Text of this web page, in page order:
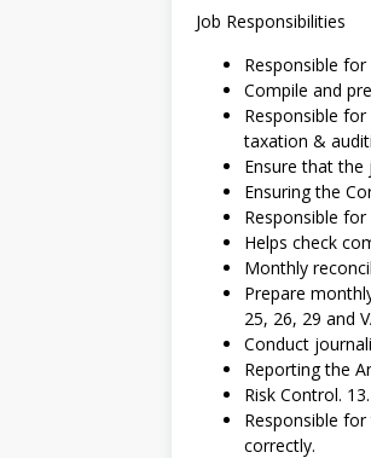
Job Responsibilities
Responsible
Compile and
Responsible
taxation &
Ensure that
Ensuring the
Responsible for
Helps check
Monthly
Prepare
25, 26, 29 and
Conduct
Reporting the
Risk Control.
Responsible
correctly.